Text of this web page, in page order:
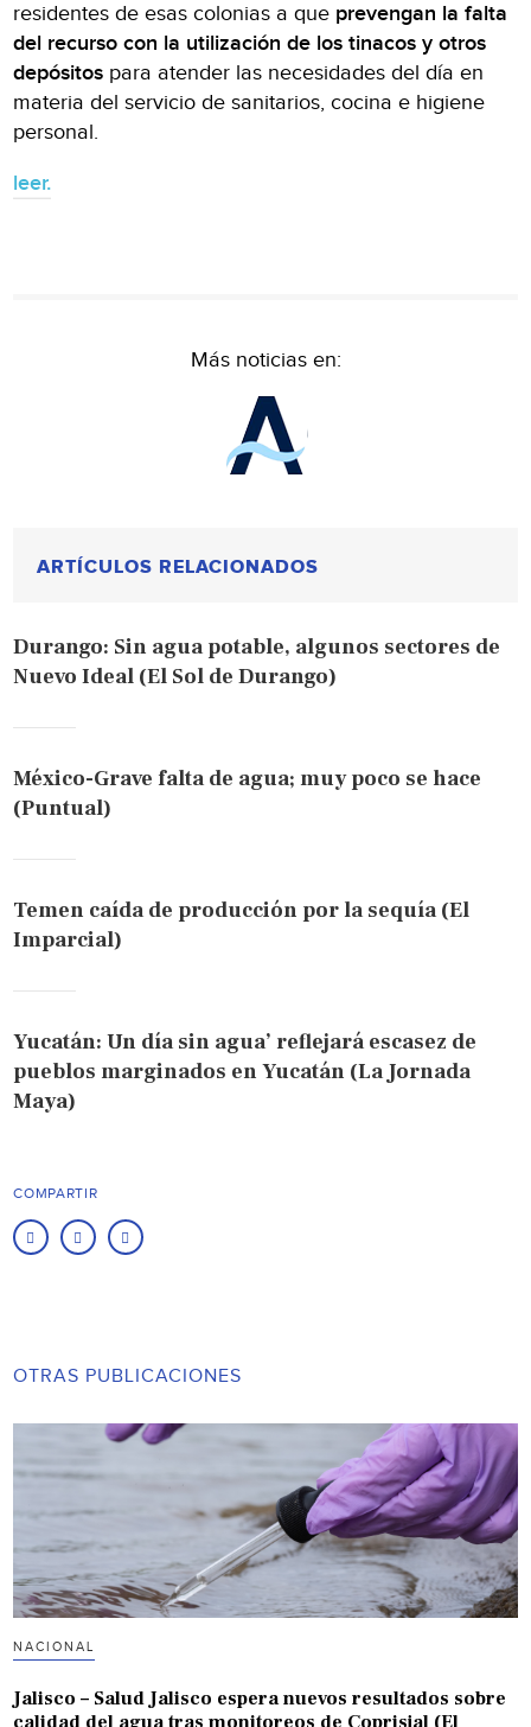
residentes de esas colonias a que prevengan la falta
del recurso con la utilización de los tinacos y otros
depósitos para atender las necesidades del día en
materia del servicio de sanitarios, cocina e higiene
personal.
leer.
Más noticias en:
ARTÍCULOS RELACIONADOS
Durango: Sin agua potable, algunos sectores de
Nuevo Ideal (El Sol de Durango)
México-Grave falta de agua; muy poco se hace
(Puntual)
Temen caída de producción por la sequía (El
Imparcial)
Yucatán: Un día sin agua’ reflejará escasez de
pueblos marginados en Yucatán (La Jornada
Maya)
COMPARTIR
OTRAS PUBLICACIONES
NACIONAL
Jalisco – Salud Jalisco espera nuevos resultados sobre